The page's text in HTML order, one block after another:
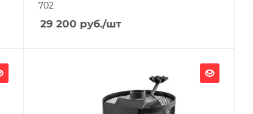
702
29 200 руб./шт